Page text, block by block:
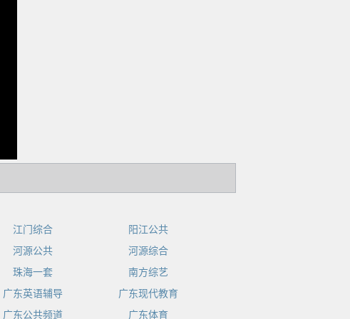
江门综合
阳江公共
河源公共
河源综合
珠海一套
南方综艺
广东英语辅导
广东现代教育
广东公共频道 广东体育